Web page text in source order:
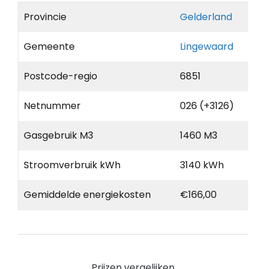
Provincie Gelderland
Gemeente Lingewaard
Postcode-regio 6851
Netnummer 026 (+3126)
Gasgebruik M3 1460 M3
Stroomverbruik kWh 3140 kWh
Gemiddelde energiekosten €166,00